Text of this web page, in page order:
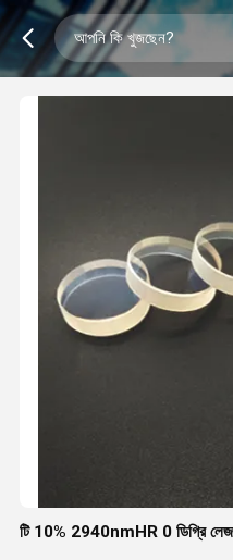
টি 10% 2940nmHR 0 ডিগ্রি